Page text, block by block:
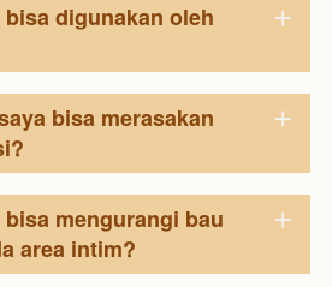
digunakan oleh
bisa merasakan
mengurangi bau
area intim?